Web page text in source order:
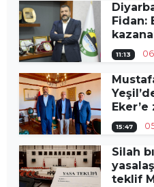
Fidan:
11:13
15:47
Silah
teklif